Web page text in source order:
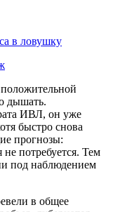
в ловушку
дышать.
ИВЛ, он уже
быстро снова
прогнозы:
не потребуется. Тем
под наблюдением
в общее